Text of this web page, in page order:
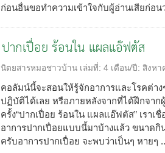
ก่อนอื่นขอทำความเข้าใจกับผู้อ่านเสียก่อน
ปากเปื่อย ร้อนใน แผลแอ๊ฟตัส
นิตยสารหมอชาวบ้าน เล่มที่: 4 เดือน/ปี: สิงหา
คอลัมน์นี้จะสอนให้รู้จักอาการและโรคต่า
ปฏิบัติได้เลย หรือภายหลังจากที่ได้ฝึกจาก
ครั้ง“ปากเปื่อย ร้อนใน แผลแอ๊ฟตัส” เรา
อาการปากเปื่อยแบบนี้มาบ้างแล้ว ขนาดกิ
ครับอาการปากเปื่อย จะพบว่าเป็นๆ หายๆ